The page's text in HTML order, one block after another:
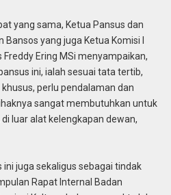
yang sama, Ketua Pansus dan
yang juga Ketua Komisi I
Freddy Ering MSi menyampaikan,
ini, ialah sesuai tata tertib,
perlu pendalaman dan
sangat membutuhkan untuk
luar alat kelengkapan dewan,
ini juga sekaligus sebagai tindak
Rapat Internal Badan